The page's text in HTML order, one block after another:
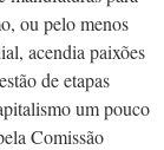
ou pelo menos
acendia paixões
de etapas
um pouco
Comissão